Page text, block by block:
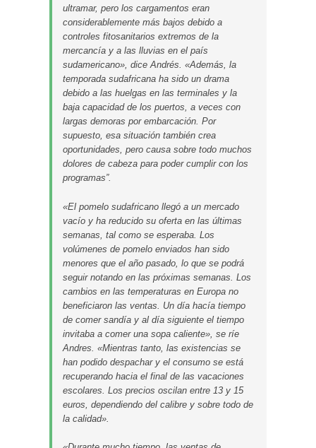
ultramar, pero los cargamentos eran
considerablemente más bajos debido a
controles fitosanitarios extremos de la
mercancía y a las lluvias en el país
sudamericano», dice Andrés. «Además, la
temporada sudafricana ha sido un drama
debido a las huelgas en las terminales y la
baja capacidad de los puertos, a veces con
largas demoras por embarcación. Por
supuesto, esa situación también crea
oportunidades, pero causa sobre todo muchos
dolores de cabeza para poder cumplir con los
programas”.
«El pomelo sudafricano llegó a un mercado
vacío y ha reducido su oferta en las últimas
semanas, tal como se esperaba. Los
volúmenes de pomelo enviados han sido
menores que el año pasado, lo que se podrá
seguir notando en las próximas semanas. Los
cambios en las temperaturas en Europa no
beneficiaron las ventas. Un día hacía tiempo
de comer sandía y al día siguiente el tiempo
invitaba a comer una sopa caliente», se ríe
Andres. «Mientras tanto, las existencias se
han podido despachar y el consumo se está
recuperando hacia el final de las vacaciones
escolares. Los precios oscilan entre 13 y 15
euros, dependiendo del calibre y sobre todo de
la calidad».